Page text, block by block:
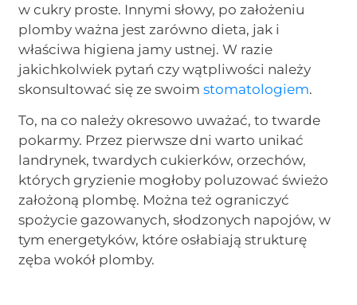
w cukry proste. Innymi słowy, po założeniu
plomby ważna jest zarówno dieta, jak i
właściwa higiena jamy ustnej. W razie
jakichkolwiek pytań czy wątpliwości należy
skonsultować się ze swoimstomatologiem.
To, na co należy okresowo uważać, to twarde
pokarmy. Przez pierwsze dni warto unikać
landrynek, twardych cukierków, orzechów,
których gryzienie mogłoby poluzować świeżo
założoną plombę. Można też ograniczyć
spożycie gazowanych, słodzonych napojów, w
tym energetyków, które osłabiają strukturę
zęba wokół plomby.